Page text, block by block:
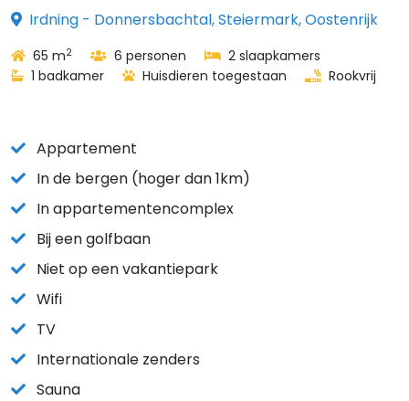
Irdning - Donnersbachtal, Steiermark, Oostenrijk
65 m2 6 personen
2 slaapkamers
1 badkamer
Huisdieren toegestaan Rookvrij
Appartement
In de bergen (hoger dan 1km)
In appartementencomplex
Bij een golfbaan
Niet op een vakantiepark
Wifi
TV
Internationale zenders
Sauna